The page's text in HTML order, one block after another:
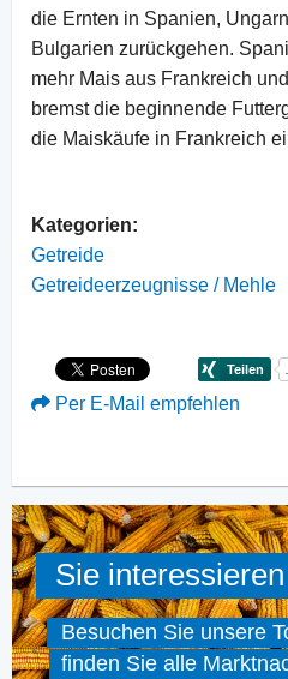
die Ernten in Spanien,
Bulgarien zurückgehen.
mehr Mais aus Frankreich
bremst die beginnende
die Maiskäufe in Frankreich
Kategorien:
Getreide
Getreideerzeugnisse / Mehle
Per E-Mail empfehlen
Sie
Besuchen Sie unsere
finden Sie alle